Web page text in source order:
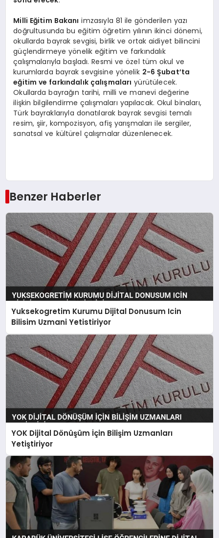
Milli Eğitim Bakanı imzasıyla 81 ile gönderilen yazı
doğrultusunda bu eğitim öğretim yılının ikinci dönemi,
okullarda bayrak sevgisi, birlik ve ortak aidiyet bilincini
güçlendirmeye yönelik eğitim ve farkındalık
çalışmalarıyla başladı. Resmi ve özel tüm okul ve
kurumlarda bayrak sevgisine yönelik 2-6 Şubat’ta
eğitim ve farkındalık çalışmaları yürütülecek.
Okullarda bayrağın tarihi, milli ve manevi değerine
ilişkin bilgilendirme çalışmaları yapılacak. Okul binaları,
Türk bayraklarıyla donatılarak bayrak sevgisi temalı
resim, şiir, kompozisyon, afiş yarışmaları ile sergiler,
sanatsal ve kültürel çalışmalar düzenlenecek.
Benzer Haberler
Yuksekogretim Kurumu Dijital Donusum Icin
Bilisim Uzmani Yetistiriyor
YOK Dijital Dönüşüm İçin Bilişim Uzmanları
Yetiştiriyor